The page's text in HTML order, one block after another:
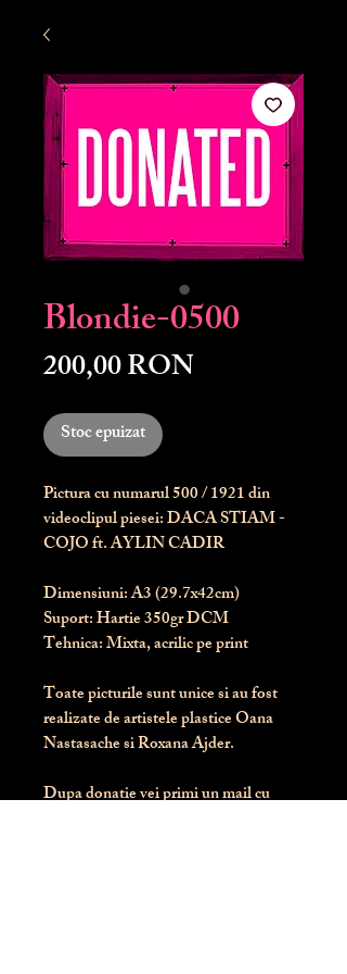
Blondie-0500
200,00 RONPreț
Stoc epuizat
Pictura cu numarul500/ 1921 din
videoclipul piesei: DACA STIAM -
COJO ft. AYLIN CADIR
Dimensiuni: A3 (29.7x42cm)
Suport: Hartie 350gr DCM
Tehnica: Mixta, acrilic pe print
Toate picturile sunt unice si au fost
realizate de artistele plastice Oana
Nastasache si Roxana Ajder.
Dupa donatie vei primi un mail cu